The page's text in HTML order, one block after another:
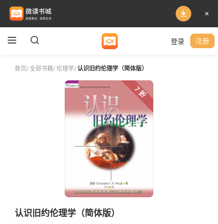
登录 注册
首页/ 全部书籍/ 伦理学/ 认识旧约伦理学（简体版）
7 折
认识旧约伦理学（简体版）